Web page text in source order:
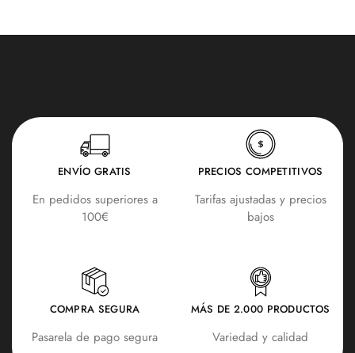
ENVÍO GRATIS
En pedidos superiores a
100€
PRECIOS COMPETITIVOS
Tarifas ajustadas y precios
bajos
COMPRA SEGURA
Pasarela de pago segura
MÁS DE 2.000 PRODUCTOS
Variedad y calidad